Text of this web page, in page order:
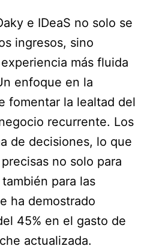
e IDeaS no solo se
ingresos, sino
más fluida
enfoque en la
fomentar la lealtad del
recurrente. Los
de decisiones, lo que
no solo para
para las
ha demostrado
45% en el gasto de
actualizada.